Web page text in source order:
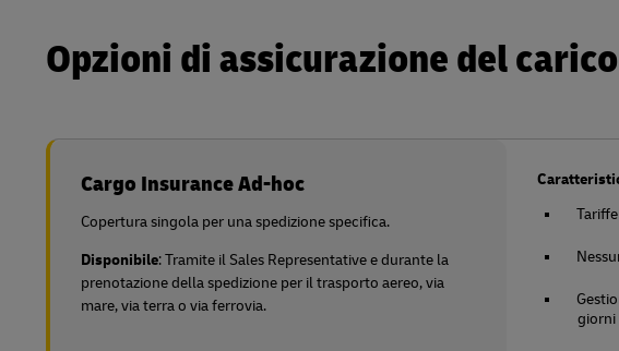
Opzioni di assicurazione del carico
Cargo Insurance Ad-hoc
Copertura singola per una spedizione specifica.
Disponibile: Tramite il Sales Representative e durante la
prenotazione della spedizione per il trasporto aereo, via
mare, via terra o via ferrovia.
giorni